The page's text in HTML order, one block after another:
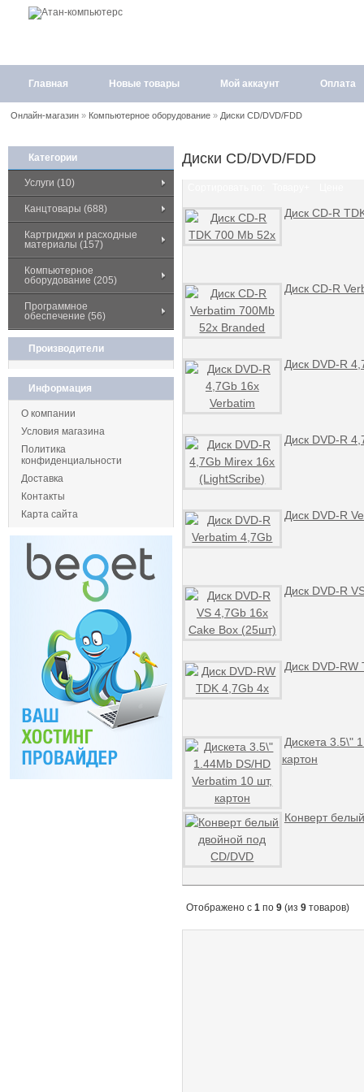
Главная Новые товары Мой аккаунт Оплата
Онлайн-магазин» Компьютерное оборудование» Диски CD/DVD/FDD
Категории
Услуги (10)
Канцтовары (688)
Картриджи и расходные
материалы (157)
Компьютерное
оборудование (205)
Программное
обеспечение (56)
Производители
Информация
О компании
Условия магазина
Политика
конфиденциальности
Доставка
Контакты
Карта сайта
Диски CD/DVD/FDD
Диск CD-R
Диск CD-R
Диск DVD-R
Диск DVD-R
Диск DVD-R
Диск DVD-R
Диск DVD-RW
Дискета 3.5\"
картон
Конверт
Отображено с 1 по 9 (из 9 товаров)